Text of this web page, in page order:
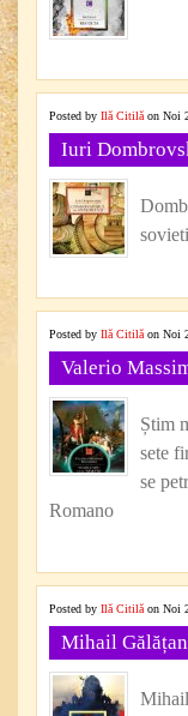
Posted by Ilă Citilă on Noi
Iuri
Posted by Ilă Citilă on Noi
Valerio
Știm
sete
se
Romano
Posted by Ilă Citilă on Noi
Mihail